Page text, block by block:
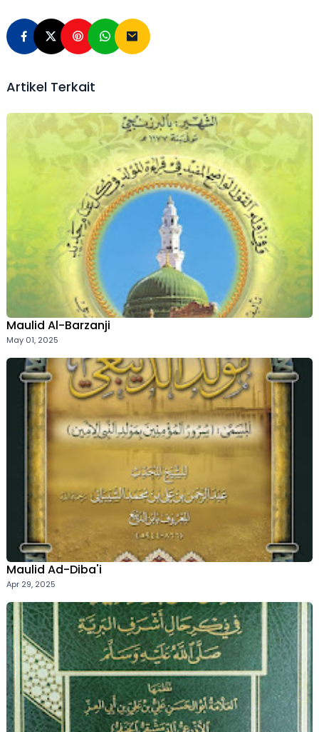
Artikel Terkait
Maulid Al-Barzanji
May 01, 2025
Maulid Ad-Diba'i
Apr 29, 2025